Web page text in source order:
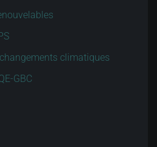
climatiques
GBC